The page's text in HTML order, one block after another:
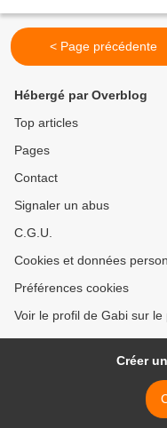
< Page précédente
Hébergé par Overblog
Top articles
Pages
Contact
Signaler un abus
C.G.U.
Cookies et données
Préférences cookies
Voir le profil de Gabi sur le
Créer